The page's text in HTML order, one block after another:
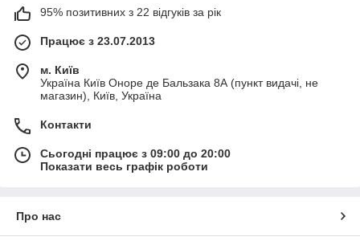
95% позитивних з 22 відгуків за рік
Працює з 23.07.2013
м. Київ
Україна Київ Оноре де Бальзака 8А (пункт видачі, не
магазин), Київ, Україна
Контакти
Сьогодні працює з 09:00 до 20:00
Показати весь графік роботи
Про нас